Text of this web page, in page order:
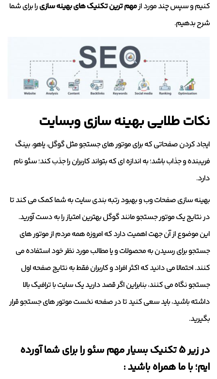
کنیم و سپس چند مورد ازمهم ترین تکنیک های بهینه سازیرا برای شما
شرح بدهیم.
نکات طلایی بهینه سازی وبسایت
ایجاد کردن صفحاتی که برای موتور های جستجو مثل گوگل، یاهو، بینگ
فریبنده و جذاب باشد؛ به اندازه ای که بتواند کاربران را جذب کند؛ سئو نام
دارد.
بهینه سازی صفحات وب و بهبود رتبه بندی سایت به شما کمک می کند تا
در نتایج یک موتور جستجو مانند گوگل بهترین امتیاز را به دست آورید.
این موضوع از آن جهت اهمیت دارد که امروزه همه مردم از موتور های
جستجو برای رسیدن به محصولات و یا مطالب مورد نظر خود استفاده می
کنند. احتمالا می دانید که اکثر افراد و کاربران فقط به نتایج صفحه اول
جستجو نگاه می کنند، بنابراین اگر قصد دارید یک سایت با ترافیک بالا
داشته باشید، باید سعی کنید تا در صفحه نخست موتور های جستجو قرار
بگیرید.
در زیر 5 تکنیک بسیار مهم سئو را برای شما آورده
ایم؛ با ما همراه باشید :